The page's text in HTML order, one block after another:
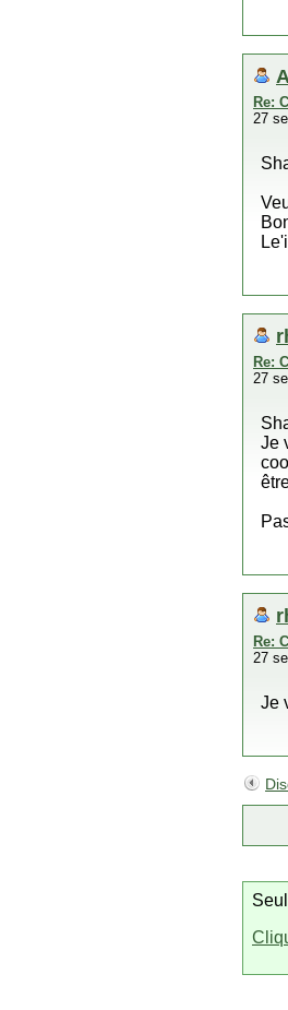
Re:
27
Re:
27
Je
Re:
27
Je